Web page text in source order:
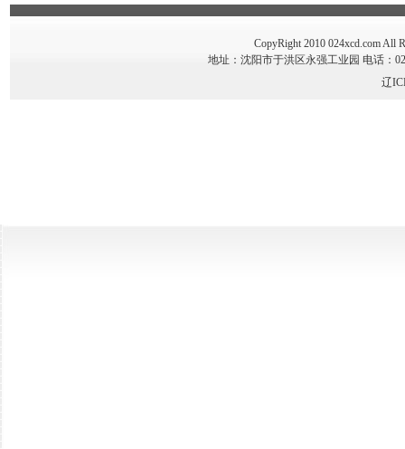
CopyRight 2010 024xcd.com All
地址：沈阳市于洪区永强工业园 电话：
辽